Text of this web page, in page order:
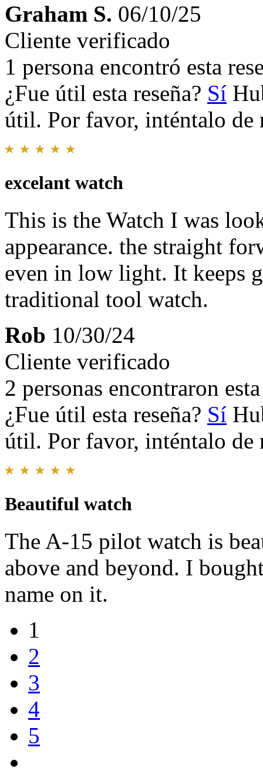
Graham S. 06/10/25
Cliente verificado
1 persona encontró esta
¿Fue útil esta reseña? Sí
útil. Por favor, inténtalo de
excelant watch
This is the Watch I was
appearance. the straight
even in low light. It keeps
traditional tool watch.
Rob 10/30/24
Cliente verificado
2 personas encontraron
¿Fue útil esta reseña? Sí
útil. Por favor, inténtalo de
Beautiful watch
The A-15 pilot watch is
above and beyond. I
name on it.
1
2
3
4
5